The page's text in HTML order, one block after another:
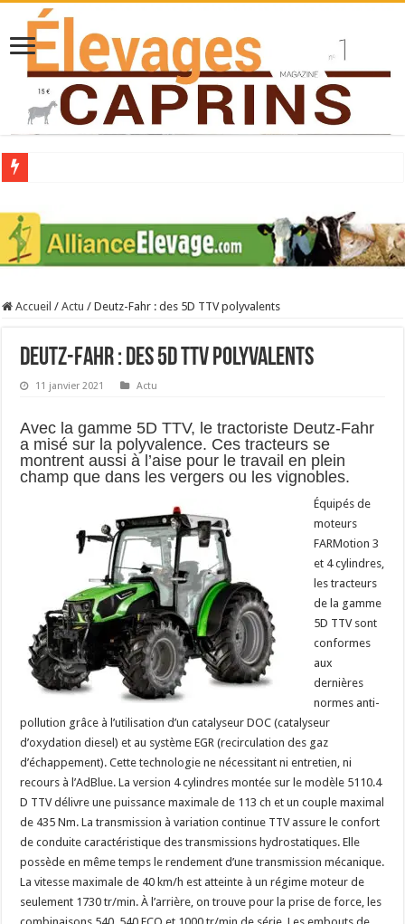
Stress thermique : quelles solutions concrètes pour protéger son troupeau ?
40 ans du Space : une présentation caprine quotidienne
La collecte de lait de chèvre confirme son rebond
Accueil / Actu / Deutz-Fahr : des 5D TTV polyvalents
Deutz-Fahr : des 5D TTV polyvalents
11 janvier 2021 Actu
Avec la gamme 5D TTV, le tractoriste Deutz-Fahr
a misé sur la polyvalence. Ces tracteurs se
montrent aussi à l’aise pour le travail en plein
champ que dans les vergers ou les vignobles.
Équipés de
moteurs
FARMotion 3
et 4 cylindres,
les tracteurs
de la gamme
5D TTV sont
conformes
aux
dernières
normes anti-
pollution grâce à l’utilisation d’un catalyseur DOC (catalyseur
d’oxydation diesel) et au système EGR (recirculation des gaz
d’échappement). Cette technologie ne nécessitant ni entretien, ni
recours à l’AdBlue. La version 4 cylindres montée sur le modèle 5110.4
D TTV délivre une puissance maximale de 113 ch et un couple maximal
de 435 Nm. La transmission à variation continue TTV assure le confort
de conduite caractéristique des transmissions hydrostatiques. Elle
possède en même temps le rendement d’une transmission mécanique.
La vitesse maximale de 40 km/h est atteinte à un régime moteur de
seulement 1730 tr/min. À l’arrière, on trouve pour la prise de force, les